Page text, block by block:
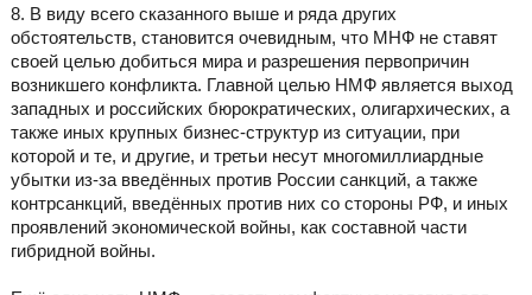
8. В виду всего сказанного выше и ряда других
обстоятельств, становится очевидным, что МНФ не ставят
своей целью добиться мира и разрешения первопричин
возникшего конфликта. Главной целью НМФ является выход
западных и российских бюрократических, олигархических, а
также иных крупных бизнес-структур из ситуации, при
которой и те, и другие, и третьи несут многомиллиардные
убытки из-за введённых против России санкций, а также
контрсанкций, введённых против них со стороны РФ, и иных
проявлений экономической войны, как составной части
гибридной войны.